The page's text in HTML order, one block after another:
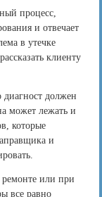
процесс,
и отвечает
в утечке
клиенту
должен
может лежать и
которые
и
или при
все равно